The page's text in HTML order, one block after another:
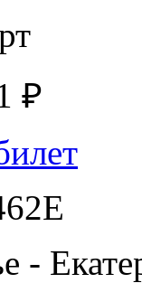
₽
-